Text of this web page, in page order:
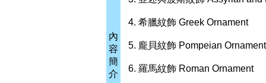
內
容
簡
介
4. 希臘紋飾 Greek Ornament
5. 龐貝紋飾 Pompeian Ornament
6. 羅馬紋飾 Roman Ornament